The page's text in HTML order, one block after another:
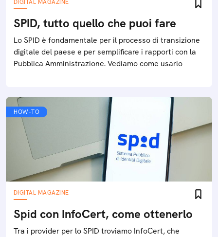
DIGITAL MAGAZINE
SPID, tutto quello che puoi fare
Lo SPID è fondamentale per il processo di transizione
digitale del paese e per semplificare i rapporti con la
Pubblica Amministrazione. Vediamo come usarlo
HOW-TO
DIGITAL MAGAZINE
Spid con InfoCert, come ottenerlo
Tra i provider per lo SPID troviamo InfoCert, che